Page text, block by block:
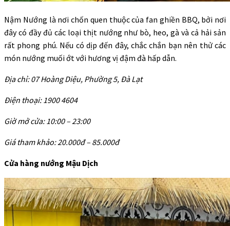
Nậm Nướng là nơi chốn quen thuộc của fan ghiền BBQ, bởi nơi
đây có đầy đủ các loại thịt nướng như bò, heo, gà và cả hải sản
rất phong phú. Nếu có dịp đến đây, chắc chắn bạn nên thử các
món nướng muối ớt với hương vị đậm đà hấp dẫn.
Địa chỉ: 07 Hoàng Diệu, Phường 5, Đà Lạt
Điện thoại: 1900 4604
Giờ mở cửa: 10:00 – 23:00
Giá tham khảo: 20.000đ – 85.000đ
Cửa hàng nướng Mậu Dịch